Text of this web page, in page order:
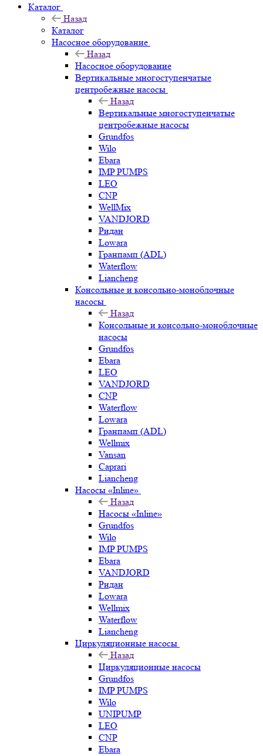
Каталог
Назад
Каталог
Насосное оборудование
Назад
Насосное оборудование
Вертикальные многоступенчатые
центробежные насосы
Назад
Вертикальные многоступенчатые
центробежные насосы
Grundfos
Wilo
Ebara
IMP PUMPS
LEO
CNP
WellMix
VANDJORD
Ридан
Lowara
Гранпамп (ADL)
Waterflow
Liancheng
Консольные и консольно-моноблочные
насосы
Назад
Консольные и консольно-моноблочные
насосы
Grundfos
Ebara
LEO
VANDJORD
CNP
Waterflow
Lowara
Гранпамп (ADL)
Wellmix
Vansan
Caprari
Liancheng
Насосы «Inline»
Назад
Насосы «Inline»
Grundfos
Wilo
IMP PUMPS
Ebara
VANDJORD
Ридан
Lowara
Wellmix
Waterflow
Liancheng
Циркуляционные насосы
Назад
Циркуляционные насосы
Grundfos
IMP PUMPS
Wilo
UNIPUMP
LEO
CNP
Ebara